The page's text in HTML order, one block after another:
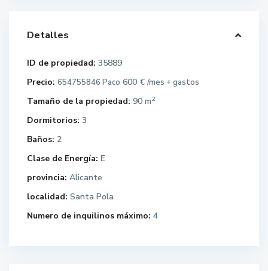
Detalles
ID de propiedad: 35889
Precio: 654755846 Paco 600 € /mes + gastos
Tamaño de la propiedad: 90 m2
Dormitorios: 3
Baños: 2
Clase de Energía: E
provincia: Alicante
localidad: Santa Pola
Numero de inquilinos máximo: 4